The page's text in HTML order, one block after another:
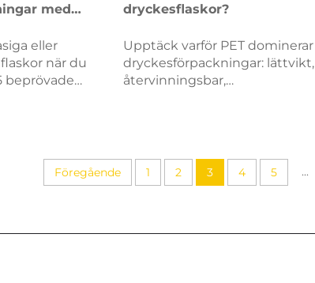
med
eller
när du
beprövade
redan
dryckesflaskor?
Upptäck varför PET dominerar
dryckesförpackningar: lättvikt,
återvinningsbar,
Föregående 1 2 3 4 5 ...